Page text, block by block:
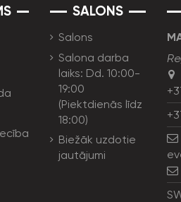
SALONS
Salons
Salona darba
laiks: Dd. 10:00-
19:00
(Piektdienās līdz
18:00)
Biežāk uzdotie
jautājumi